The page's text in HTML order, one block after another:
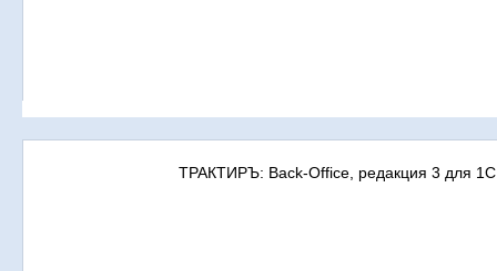
ТРАКТИРЪ: Back-Office, редакция 3 для